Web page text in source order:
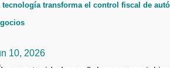
tecnología transforma el control fiscal de
10, 2026